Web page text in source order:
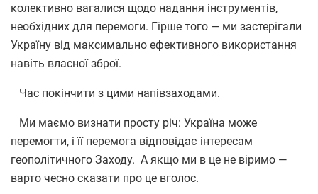
колективно вагалися щодо надання інструментів,
необхідних для перемоги. Гірше того — ми застерігали
Україну від максимально ефективного використання
навіть власної зброї.
Час покінчити з цими напівзаходами.
Ми маємо визнати просту річ: Україна може
перемогти, і її перемога відповідає інтересам
геополітичного Заходу. А якщо ми в це не віримо —
варто чесно сказати про це вголос.